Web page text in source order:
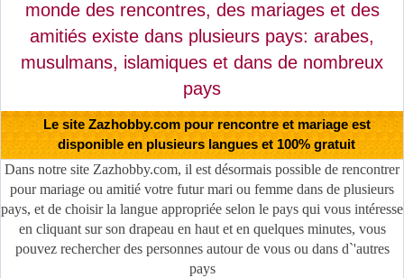
monde des rencontres, des mariages et des
amitiés existe dans plusieurs pays: arabes,
musulmans, islamiques et dans de nombreux
pays
Le site Zazhobby.com pour rencontre et mariage est
disponible en plusieurs langues et 100% gratuit
Dans notre site Zazhobby.com, il est désormais possible de rencontrer
pour mariage ou amitié votre futur mari ou femme dans de plusieurs
pays, et de choisir la langue appropriée selon le pays qui vous intéresse
en cliquant sur son drapeau en haut et en quelques minutes, vous
pouvez rechercher des personnes autour de vous ou dans d`'autres
pays